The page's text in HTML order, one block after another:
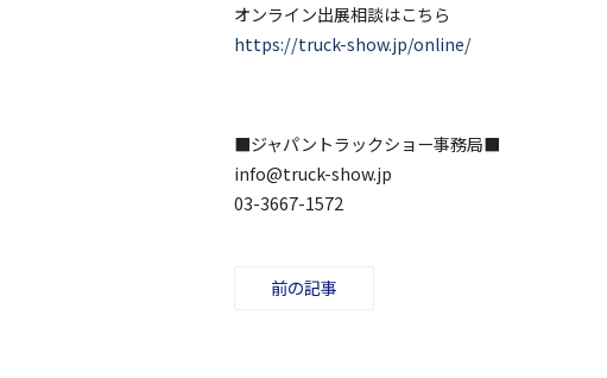
オンライン出展相談はこちら
https://truck-show.jp/online/
■ジャパントラックショー事務局■
info@truck-show.jp
03-3667-1572
前の記事